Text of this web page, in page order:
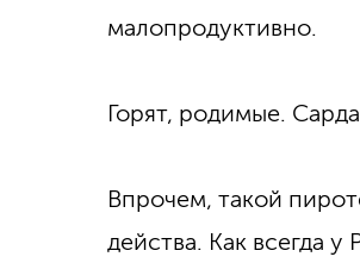
малопродуктивно.
Горят, родимые.
Впрочем, такой
действа. Как всегда у